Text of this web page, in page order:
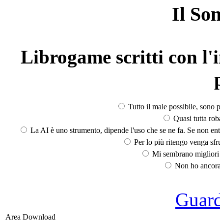
Il
Librogame scritti con
Tutto il male possibile, sono
Quasi tutta
La AI è uno strumento, dipende l'uso che se ne fa. Se non
Per lo più ritengo venga
Mi sembrano
Non ho
Area Download